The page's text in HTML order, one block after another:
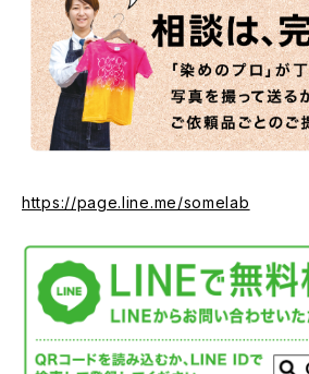
https://page.line.me/somelab